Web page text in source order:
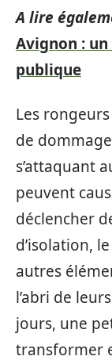
A lire
Avignon :
publique
Les
de
s’attaquant
peuvent
déclencher
d’isolation,
autres
l’abri de
jours, une
transformer